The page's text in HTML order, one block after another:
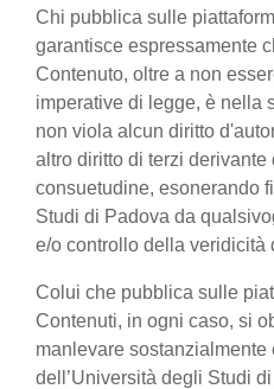
Chi pubblica sulle
garantisce espressamente
Contenuto, oltre a non
imperative di legge, è nella
non viola alcun diritto
altro diritto di terzi derivante
consuetudine, esonerando
Studi di Padova da
e/o controllo della veridicità
Colui che pubblica sulle
Contenuti, in ogni caso, si
manlevare sostanzialmente
dell’Università degli Studi